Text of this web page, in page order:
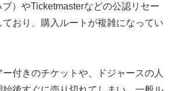
）やTicketmasterなどの公認リセー
おり、購入ルートが複雑になってい
付きのチケットや、ドジャースの人